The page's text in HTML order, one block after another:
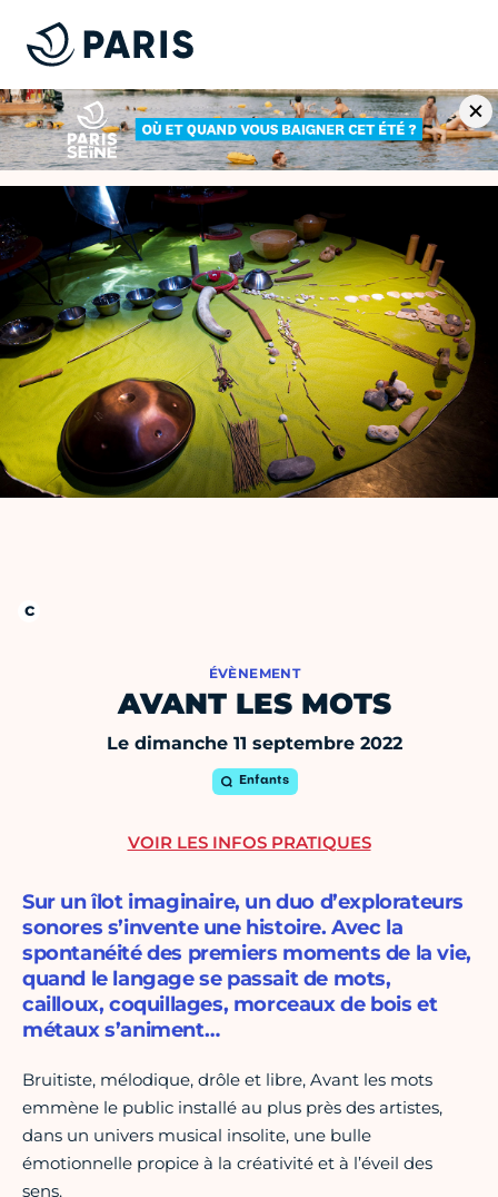
ÉVÈNEMENT
AVANT LES MOTS
Le dimanche 11 septembre 2022
Enfants
Sur un îlot imaginaire, un duo d’explorateurs
sonores s’invente une histoire. Avec la
spontanéité des premiers moments de la vie,
quand le langage se passait de mots,
cailloux, coquillages, morceaux de bois et
métaux s’animent…
Bruitiste, mélodique, drôle et libre, Avant les mots
emmène le public installé au plus près des artistes,
dans un univers musical insolite, une bulle
émotionnelle propice à la créativité et à l’éveil des
sens.
VOIR LES INFOS PRATIQUES